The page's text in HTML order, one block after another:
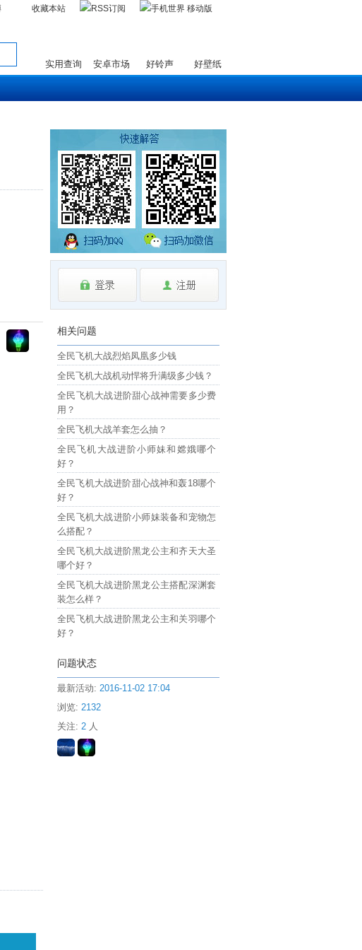
收藏本站
实用查询 安卓市场 好铃声 好壁纸
相关问题
全民飞机大战烈焰凤凰多少钱
全民飞机大战机动悍将升满级多少钱？
全民飞机大战进阶甜心战神需要多少费
用？
全民飞机大战羊套怎么抽？
全民飞机大战进阶小师妹和嫦娥哪个
好？
全民飞机大战进阶甜心战神和轰18哪个
好？
全民飞机大战进阶小师妹装备和宠物怎
么搭配？
全民飞机大战进阶黑龙公主和齐天大圣
哪个好？
全民飞机大战进阶黑龙公主搭配深渊套
装怎么样？
全民飞机大战进阶黑龙公主和关羽哪个
好？
问题状态
最新活动: 2016-11-02 17:04
浏览: 2132
关注: 2 人